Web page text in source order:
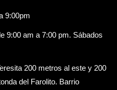
9:00pm
9:00 am a 7:00 pm. Sábados
200 metros al este y 200
del Farolito. Barrio